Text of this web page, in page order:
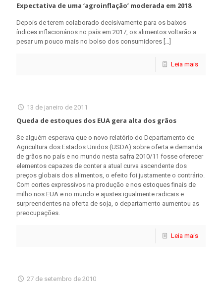
Expectativa de uma ‘agroinflação’ moderada em 2018
Depois de terem colaborado decisivamente para os baixos
índices inflacionários no país em 2017, os alimentos voltarão a
pesar um pouco mais no bolso dos consumidores
Leia mais
13 de janeiro de 2011
Queda de estoques dos EUA gera alta dos grãos
Se alguém esperava que o novo relatório do Departamento de
Agricultura dos Estados Unidos (USDA) sobre oferta e demanda
de grãos no país e no mundo nesta safra 2010/11 fosse oferecer
elementos capazes de conter a atual curva ascendente dos
preços globais dos alimentos, o efeito foi justamente o contrário.
Com cortes expressivos na produção e nos estoques finais de
milho nos EUA e no mundo e ajustes igualmente radicais e
surpreendentes na oferta de soja, o departamento aumentou as
preocupações.
Leia mais
27 de setembro de 2010